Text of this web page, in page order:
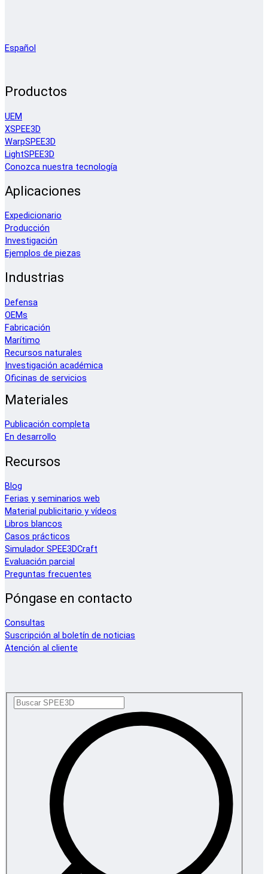
Español
Productos
UEM
XSPEE3D
WarpSPEE3D
LightSPEE3D
Conozca nuestra tecnología
Aplicaciones
Expedicionario
Producción
Investigación
Ejemplos de piezas
Industrias
Defensa
OEMs
Fabricación
Marítimo
Recursos naturales
Investigación académica
Oficinas de servicios
Materiales
Publicación completa
En desarrollo
Recursos
Blog
Ferias y seminarios web
Material publicitario y vídeos
Libros blancos
Casos prácticos
Simulador SPEE3DCraft
Evaluación parcial
Preguntas frecuentes
Póngase en contacto
Consultas
Suscripción al boletín de noticias
Atención al cliente